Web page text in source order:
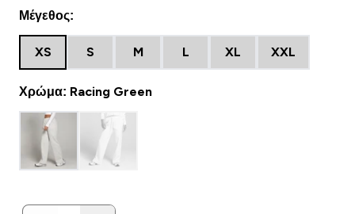
Μέγεθος:
XS S M L XL XXL
Χρώμα: Racing Green